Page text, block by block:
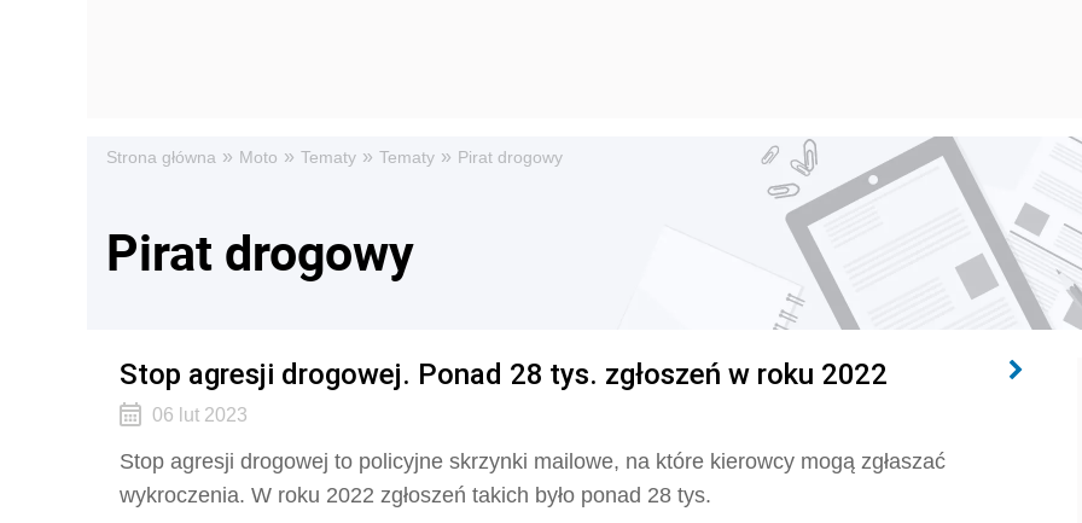
Strona główna » Moto » Tematy » Tematy » Pirat drogowy
Pirat drogowy
Stop agresji drogowej. Ponad 28 tys. zgłoszeń w roku 2022
06 lut 2023
Stop agresji drogowej to policyjne skrzynki mailowe, na które kierowcy mogą zgłaszać
wykroczenia. W roku 2022 zgłoszeń takich było ponad 28 tys.